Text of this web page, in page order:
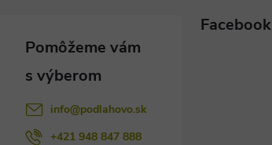
info@podlahovo.sk
+421 948 847 888
Facebook